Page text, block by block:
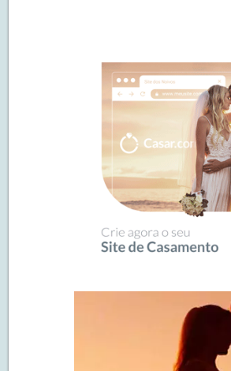
SIDEBAR